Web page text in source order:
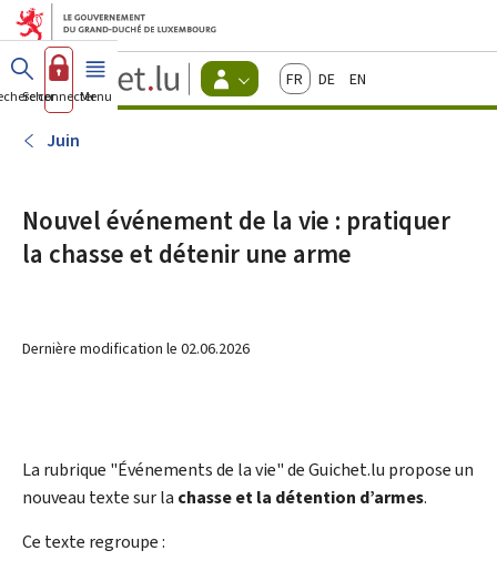
Aller au menu principal
Aller au contenu
Guichet.lu
Changer
d'espace
FrançaisDeutschEnglish
Se connecterMenu principal
Juin
Nouvel événement de la vie : pratiquer
la chasse et détenir une arme
Dernière modification le 02.06.2026
La rubrique "Événements de la vie" de Guichet.lu propose un
nouveau texte sur la chasse et la détention d’armes.
Ce texte regroupe :